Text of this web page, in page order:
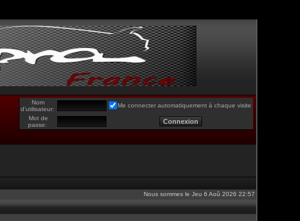
Nom
d’utilisateur:
Me connecter automatiquement à chaque visite
Mot de
passe:
Nous sommes le Jeu 6 Aoû 2026 22:57